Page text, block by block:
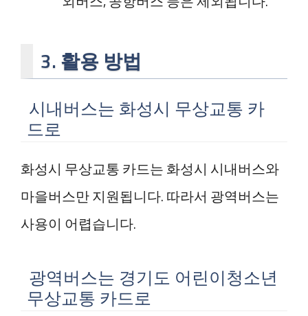
3. 활용 방법
시내버스는 화성시 무상교통 카
드로
화성시 무상교통 카드는 화성시 시내버스와
마을버스만 지원됩니다. 따라서 광역버스는
사용이 어렵습니다.
광역버스는 경기도 어린이청소년
무상교통 카드로